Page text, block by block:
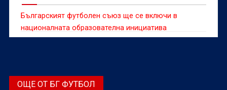
Българският футболен съюз ще се включи в
националната образователна инициатива
"Мениджър за един ден" на Джуниър Ачийвмънт
ОЩЕ ОТ БГ ФУТБОЛ